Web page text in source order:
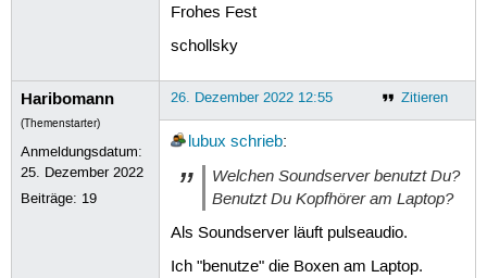
Frohes Fest
schollsky
Haribomann
(Themenstarter)
Anmeldungsdatum:
25. Dezember 2022
Beiträge: 19
Zitieren
26. Dezember 2022 12:55
lubux schrieb:
Welchen Soundserver benutzt Du?
Benutzt Du Kopfhörer am Laptop?
Als Soundserver läuft pulseaudio.
Ich "benutze" die Boxen am Laptop.